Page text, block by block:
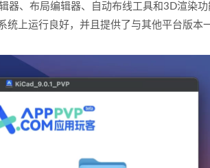
器、布局编辑器、自动布线工具和3D渲染
上运行良好，并且提供了与其他平台版本